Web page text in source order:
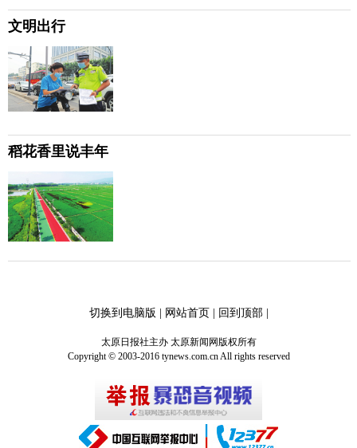
文明出行
稻花香里说丰年
切换到电脑版 | 网站首页| 回到顶部|
太原日报社主办 太原新闻网版权所有
Copyright © 2003-2016 tynews.com.cn All rights reserved